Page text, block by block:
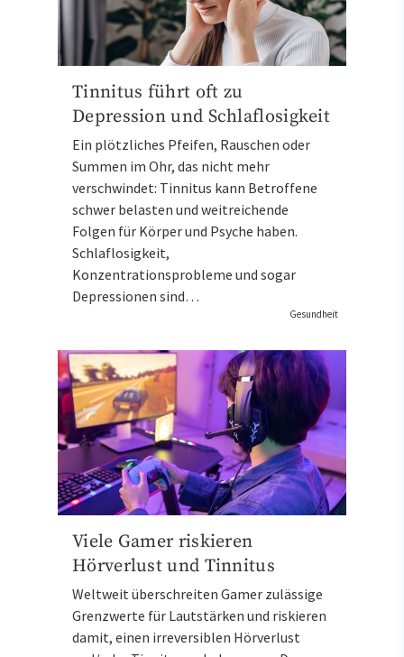
Tinnitus führt oft zu
Depression und Schlaflosigkeit
Ein plötzliches Pfeifen, Rauschen oder
Summen im Ohr, das nicht mehr
verschwindet: Tinnitus kann Betroffene
schwer belasten und weitreichende
Folgen für Körper und Psyche haben.
Schlaflosigkeit,
Konzentrationsprobleme und sogar
Depressionen sind…
Gesundheit
Viele Gamer riskieren
Hörverlust und Tinnitus
Weltweit überschreiten Gamer zulässige
Grenzwerte für Lautstärken und riskieren
damit, einen irreversiblen Hörverlust